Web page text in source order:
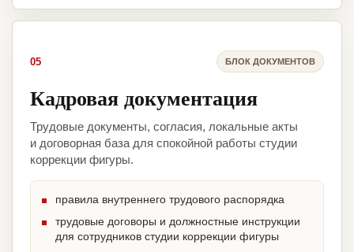
05 БЛОК ДОКУМЕНТОВ
Кадровая документация
Трудовые документы, согласия, локальные акты
и договорная база для спокойной работы студии
коррекции фигуры.
правила внутреннего трудового распорядка
трудовые договоры и должностные инструкции
для сотрудников студии коррекции фигуры